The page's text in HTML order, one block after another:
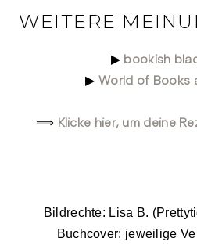
WEITERE
▶ bookish
▶World of Books
⟹ Klicke hier, um deine
Bildrechte: Lisa B.
Buchcover: jeweilige